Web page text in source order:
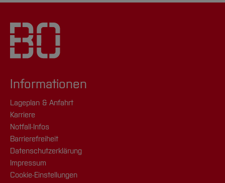
Informationen
Lageplan & Anfahrt
Karriere
Notfall-Infos
Barrierefreiheit
Datenschutzerklärung
Impressum
Cookie-Einstellungen